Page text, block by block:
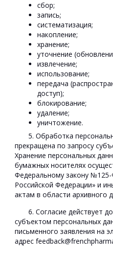
сбор;
запись;
систематизация;
накопление;
хранение;
уточнение
извлечение;
использование;
передача
доступ);
блокирование;
удаление;
уничтожение.
5. Обработка
прекращена по запросу
Хранение персональных
бумажных носителях
Федеральному закону
Российской Федерации» и
актам в области архивного
6. Согласие действует
субъектом персональных
письменного заявления на
адрес